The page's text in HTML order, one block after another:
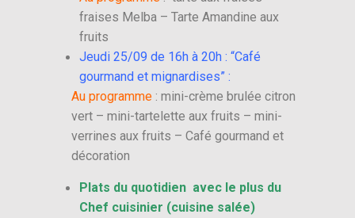
fraises Melba – Tarte Amandine aux
fruits
Jeudi 25/09 de 16h à 20h : “Café
gourmand et mignardises” :
Au programme : mini-crème brulée citron
vert – mini-tartelette aux fruits – mini-
verrines aux fruits – Café gourmand et
décoration
Plats du quotidien avec le plus du
Chef cuisinier (cuisine salée)